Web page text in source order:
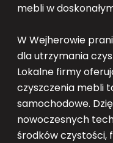
mebli w
W Wejherowie
dla utrzymania
Lokalne firmy
czyszczenia mebli
samochodowe.
nowoczesnych
środków czystości,